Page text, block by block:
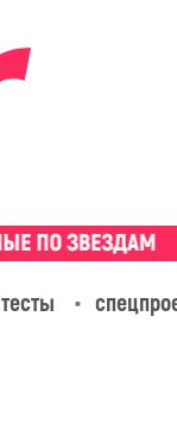
тесты